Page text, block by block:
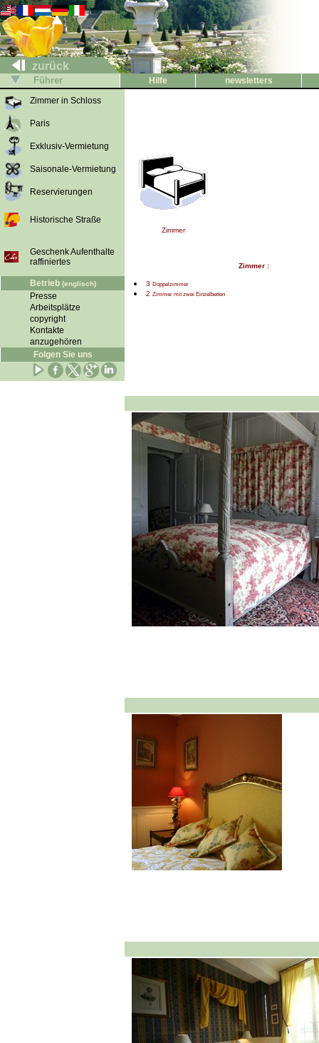
zurück
Führer Hilfe
newsletters
Zimmer in Schloss
Paris
Exklusiv-Vermietung
Saisonale-Vermietung
Reservierungen
Historische Straße
Geschenk Aufenthalte
raffiniertes
Betrieb (englisch)
Presse
Arbeitsplätze
copyright
Kontakte
anzugehören
Folgen Sie uns
Zimmer
Zimmer :
3 Doppelzimmer
2 Zimmer mit zwei Einzelbetten